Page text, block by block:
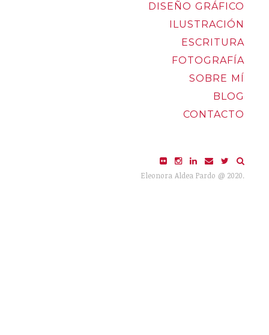
DISEÑO GRÁFICO
ILUSTRACIÓN
ESCRITURA
FOTOGRAFÍA
SOBRE MÍ
BLOG
CONTACTO
Eleonora Aldea Pardo @ 2020.